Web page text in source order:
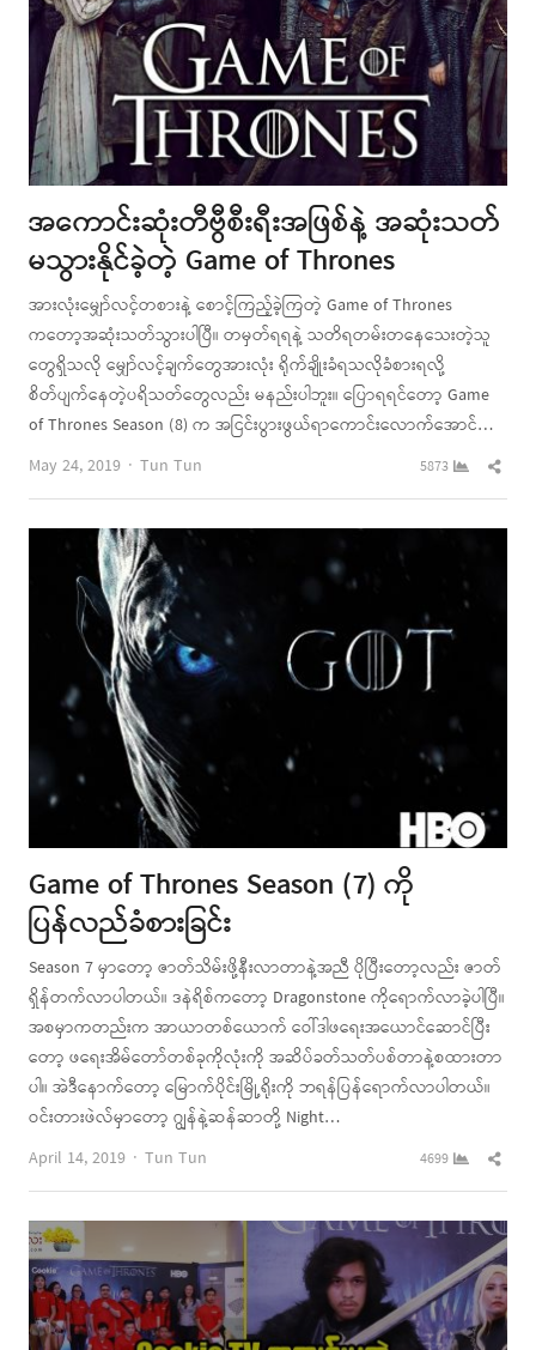
အကောင်းဆုံးတီဗွီစီးရီးအဖြစ်နဲ့ အဆုံးသတ်
မသွားနိုင်ခဲ့တဲ့ Game of Thrones
အားလုံးမျှော်လင့်တစားနဲ့ စောင့်ကြည့်ခဲ့ကြတဲ့ Game of Thrones
ကတော့အဆုံးသတ်သွားပါပြီ။ တမှတ်ရရနဲ့ သတိရတမ်းတနေသေးတဲ့သူ
တွေရှိသလို မျှော်လင့်ချက်တွေအားလုံး ရိုက်ချိုးခံရသလိုခံစားရလို့
စိတ်ပျက်နေတဲ့ပရိသတ်တွေလည်း မနည်းပါဘူး။ ပြောရရင်တော့ Game
of Thrones Season (8) က အငြင်းပွားဖွယ်ရာကောင်းလောက်အောင်…
May 24, 2019
Author
Tun Tun 5873
Game of Thrones Season (7) ကို
ပြန်လည်ခံစားခြင်း
Season 7 မှာတော့ ဇာတ်သိမ်းဖို့နီးလာတာနဲ့အညီ ပိုပြီးတော့လည်း ဇာတ်
ရှိန်တက်လာပါတယ်။ ဒနဲရိစ်ကတော့ Dragonstone ကိုရောက်လာခဲ့ပါပြီ။
အစမှာကတည်းက အာယာတစ်ယောက် ဝေါ်ဒါဖရေးအယောင်ဆောင်ပြီး
တော့ ဖရေးအိမ်တော်တစ်ခုကိုလုံးကို အဆိပ်ခတ်သတ်ပစ်တာနဲ့စထားတာ
ပါ။ အဲဒီနောက်တော့ မြောက်ပိုင်းမြို့ရိုးကို ဘရန်ပြန်ရောက်လာပါတယ်။
ဝင်းတားဖဲလ်မှာတော့ ဂျွန်နဲ့ဆန်ဆာတို့ Night…
April 14, 2019
Author
Tun Tun 4699